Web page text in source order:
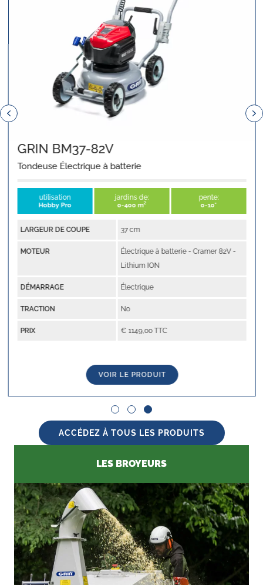
GRIN BM37-82V
Tondeuse Électrique à batterie
utilisation
Hobby Pro
jardins de:
0-400 m²
pente:
0-10°
LARGEUR DE COUPE 37 cm
MOTEUR
Électrique à batterie - Cramer 82V -
Lithium ION
DÉMARRAGE Électrique
TRACTION No
PRIX € 1149,00 TTC
VOIR LE PRODUIT
Slide group 1
Slide group 2
Slide group 3
Previous
ACCÉDEZ À TOUS LES PRODUITS
LES BROYEURS